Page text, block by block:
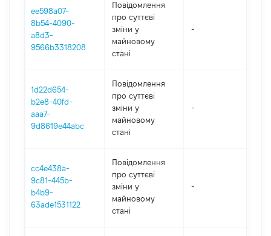
ee598a07-
8b54-4090-
a8d3-
9566b3318208
Повідомлення
про суттєві
зміни y
майновому
стані
-
1d22d654-
b2e8-40fd-
aaa7-
9d8619e44abc
Повідомлення
про суттєві
зміни y
майновому
стані
-
cc4e438a-
9c81-445b-
b4b9-
63ade1531122
Повідомлення
про суттєві
зміни y
майновому
стані
-